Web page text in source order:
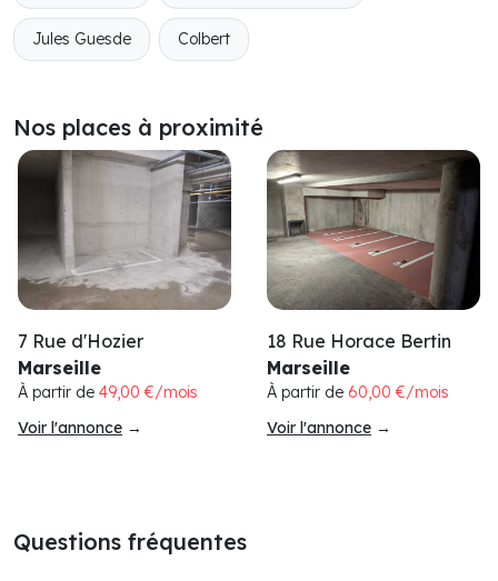
Jules Guesde Colbert
Nos places à proximité
7 Rue d'Hozier
Marseille
À partir de 49,00 €/mois
Voir l'annonce →
18 Rue Horace Bertin
Marseille
À partir de 60,00 €/mois
Voir l'annonce →
Questions fréquentes